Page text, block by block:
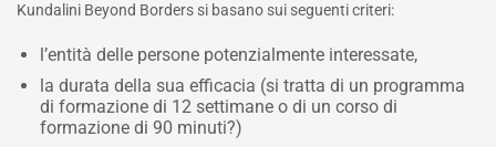
Kundalini Beyond Borders si basano sui seguenti criteri:
l’entità delle persone potenzialmente interessate,
la durata della sua efficacia (si tratta di un programma
di formazione di 12 settimane o di un corso di
formazione di 90 minuti?)